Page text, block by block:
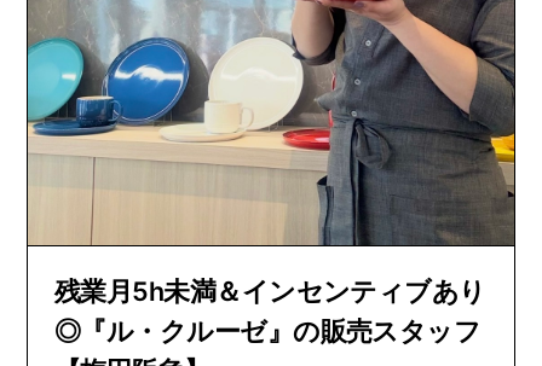
残業月5h未満＆インセンティブあり
◎『ル・クルーゼ』の販売スタッフ